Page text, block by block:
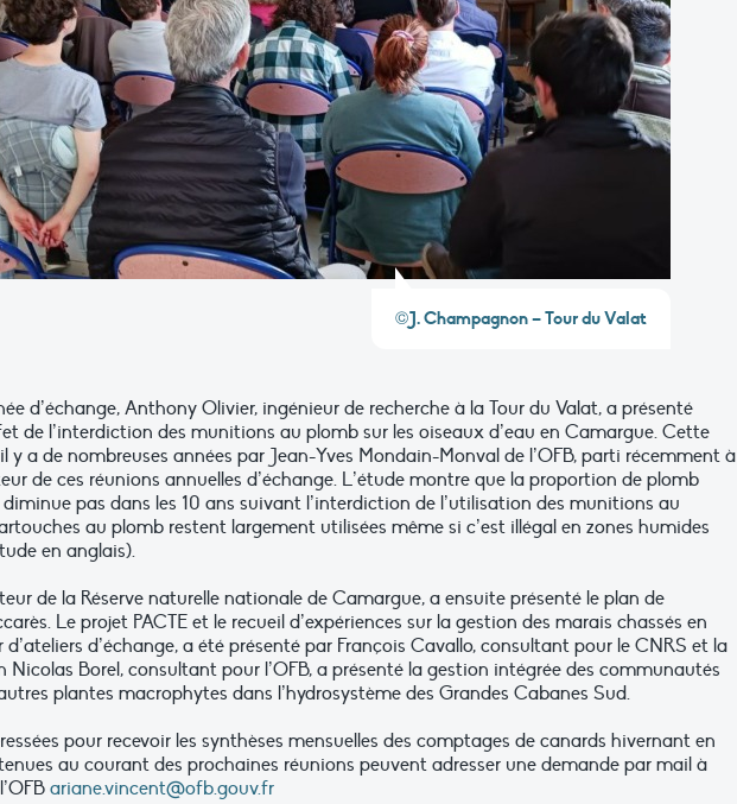
©J. Champagnon – Tour du Valat
d’échange, Anthony Olivier, ingénieur de recherche à la Tour du Valat, a présenté
de l’interdiction des munitions au plomb sur les oiseaux d’eau en Camargue. Cette
y a de nombreuses années par Jean-Yves Mondain-Monval de l’OFB, parti récemment à
de ces réunions annuelles d’échange. L’étude montre que la proportion de plomb
diminue pas dans les 10 ans suivant l’interdiction de l’utilisation des munitions au
au plomb restent largement utilisées même si c’est illégal en zones humides
en anglais).
de la Réserve naturelle nationale de Camargue, a ensuite présenté le plan de
Le projet PACTE et le recueil d’expériences sur la gestion des marais chassés en
d’échange, a été présenté par François Cavallo, consultant pour le CNRS et la
Nicolas Borel, consultant pour l’OFB, a présenté la gestion intégrée des communautés
plantes macrophytes dans l’hydrosystème des Grandes Cabanes Sud.
pour recevoir les synthèses mensuelles des comptages de canards hivernant en
au courant des prochaines réunions peuvent adresser une demande par mail à
ariane.vincent@ofb.gouv.fr